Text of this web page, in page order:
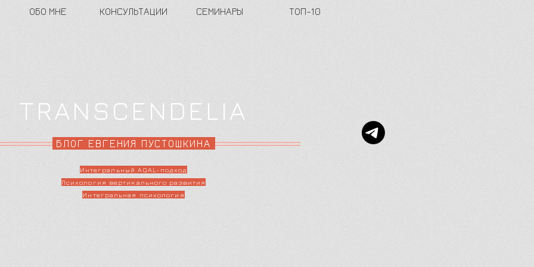
ОБО МНЕ КОНСУЛЬТАЦИИ СЕМИНАРЫ ТОП-10
TRANSCENDELIA
БЛОГ ЕВГЕНИЯ ПУСТОШКИНА
Интегральный AQAL-подход
Психология вертикального развития
Интегральная психология